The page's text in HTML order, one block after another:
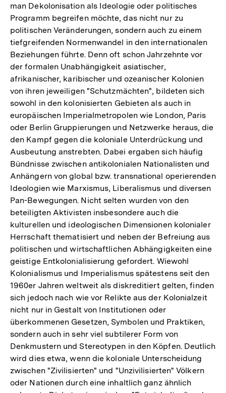
man Dekolonisation als Ideologie oder politisches
Programm begreifen möchte, das nicht nur zu
politischen Veränderungen, sondern auch zu einem
tiefgreifenden Normenwandel in den internationalen
Beziehungen führte. Denn oft schon Jahrzehnte vor
der formalen Unabhängigkeit asiatischer,
afrikanischer, karibischer und ozeanischer Kolonien
von ihren jeweiligen "Schutzmächten", bildeten sich
sowohl in den kolonisierten Gebieten als auch in
europäischen Imperialmetropolen wie London, Paris
oder Berlin Gruppierungen und Netzwerke heraus, die
den Kampf gegen die koloniale Unterdrückung und
Ausbeutung anstrebten. Dabei ergaben sich häufig
Bündnisse zwischen antikolonialen Nationalisten und
Anhängern von global bzw. transnational operierenden
Ideologien wie Marxismus, Liberalismus und diversen
Pan-Bewegungen. Nicht selten wurden von den
beteiligten Aktivisten insbesondere auch die
kulturellen und ideologischen Dimensionen kolonialer
Herrschaft thematisiert und neben der Befreiung aus
politischen und wirtschaftlichen Abhängigkeiten eine
geistige Entkolonialisierung gefordert. Wiewohl
Kolonialismus und Imperialismus spätestens seit den
1960er Jahren weltweit als diskreditiert gelten, finden
sich jedoch nach wie vor Relikte aus der Kolonialzeit
nicht nur in Gestalt von Institutionen oder
überkommenen Gesetzen, Symbolen und Praktiken,
sondern auch in sehr viel subtilerer Form von
Denkmustern und Stereotypen in den Köpfen. Deutlich
wird dies etwa, wenn die koloniale Unterscheidung
zwischen "Zivilisierten" und "Unzivilisierten" Völkern
oder Nationen durch eine inhaltlich ganz ähnlich